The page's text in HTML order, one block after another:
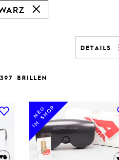
DETAILS
397 BRILLEN
NEU
IM SHOP